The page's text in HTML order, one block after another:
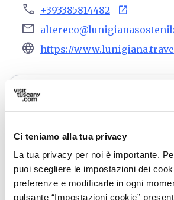
Ci teniamo alla tua privacy
La tua privacy per noi è importante.
puoi scegliere le impostazioni dei
preferenze e modificarle in ogni
pulsante “Impostazioni cookie”
phone +393385814482 open_in_new
email
language https://
10€
Chiama l'organizzatore